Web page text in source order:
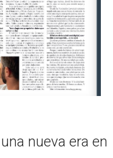
nueva era en